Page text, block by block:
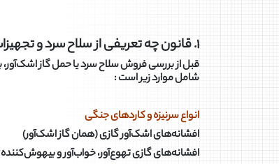
۱. قانون چه تعریفی از سلاح سرد و تجهیزات دفاع شخصی دارد؟
قبل از بررسی فروش سلاح سرد یا حمل گاز اشک‌آور،
شامل موارد زیر است :
انواع سرنیزه و کاردهای جنگی
افشانه‌های اشک‌آور گازی (همان گاز اشک‌آور)
افشانه‌های گازی تهوع‌آور، خواب‌آور و بیهوش‌کننده